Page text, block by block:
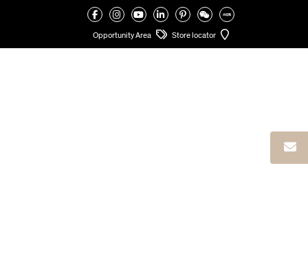
Opportunity Area Store locator
OPPORTUNITY AREA >
RICICLANTICA | VALCUCINE VALENCIA | METROCUADRADO